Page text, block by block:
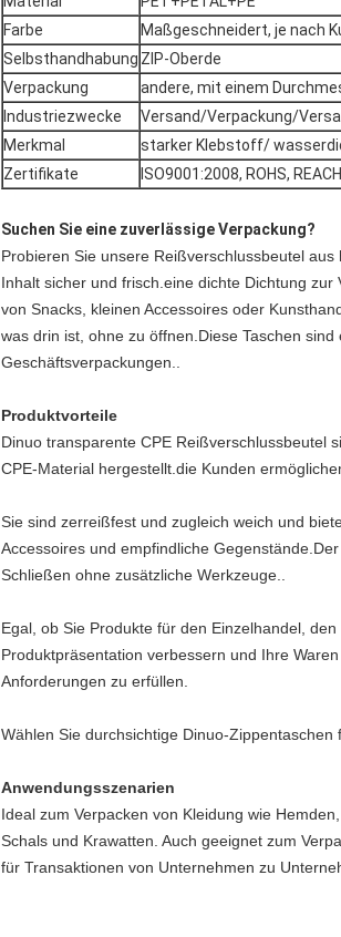
Farbe
Maßgeschneidert, je nach
Selbsthandhabung ZIP-Oberde
Verpackung
andere, mit einem
Industriezwecke
Versand/Verpackung/
Merkmal
starker Klebstoff/
Zertifikate
ISO9001:2008, ROHS,
Suchen Sie eine zuverlässige Verpackung?
Probieren Sie unsere Reißverschlussbeutel
Inhalt sicher und frisch.eine dichte Dichtung
von Snacks, kleinen Accessoires oder
was drin ist, ohne zu öffnen.Diese Taschen
Geschäftsverpackungen..
Produktvorteile
Dinuo transparente CPE Reißverschlussbeutel
CPE-Material hergestellt.die Kunden
Sie sind zerreißfest und zugleich weich und
Accessoires und empfindliche
Schließen ohne zusätzliche Werkzeuge..
Egal, ob Sie Produkte für den Einzelhandel,
Produktpräsentation verbessern und Ihre
Anforderungen zu erfüllen.
Wählen Sie durchsichtige Dinuo-
Anwendungsszenarien
Ideal zum Verpacken von Kleidung wie
Schals und Krawatten. Auch geeignet zum
für Transaktionen von Unternehmen zu